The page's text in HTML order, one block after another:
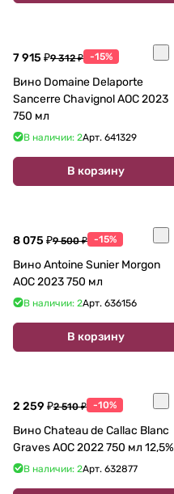
7 915 ₽9 312 ₽ -15%
Вино Domaine Delaporte
Sancerre Chavignol AOC 2023
750 мл
В наличии: 2Арт. 641329
В корзину
8 075 ₽9 500 ₽ -15%
Вино Antoine Sunier Morgon
AOC 2023 750 мл
В наличии: 2Арт. 636156
В корзину
2 259 ₽2 510 ₽ -10%
Вино Chateau de Callac Blanc
Graves AOC 2022 750 мл 12,5%
В наличии: 2Арт. 632877